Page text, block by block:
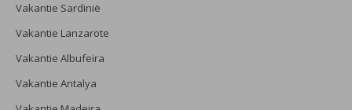
Vakantie Sardinië
Vakantie Lanzarote
Vakantie Albufeira
Vakantie Antalya